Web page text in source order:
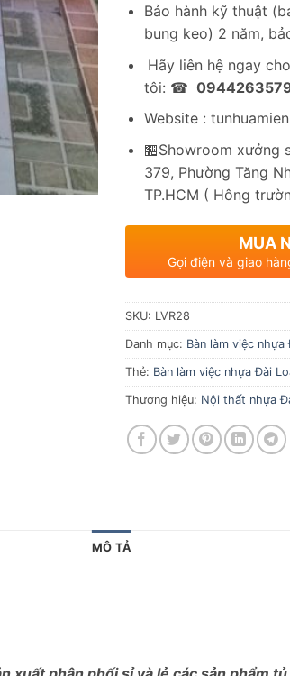
Bảo hành kỹ thuật
bung keo) 2 năm,
Hãy liên hệ ngay
tôi: ☎
Website :
🏪Showroom xưởng
379, Phường Tăng
TP.HCM ( Hông
MUA
Gọi điện và giao
SKU: LVR28
Danh mục: Bàn làm việc
Thẻ: Bàn làm việc nhựa Đài
Thương hiệu: Nội thất nhựa
MÔ TẢ